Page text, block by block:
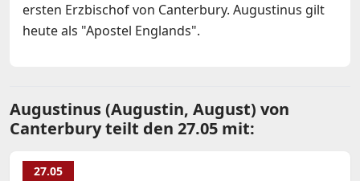
ersten Erzbischof von Canterbury. Augustinus gilt
heute als "Apostel Englands".
Augustinus (Augustin, August) von
Canterbury teilt den 27.05 mit:
27.05